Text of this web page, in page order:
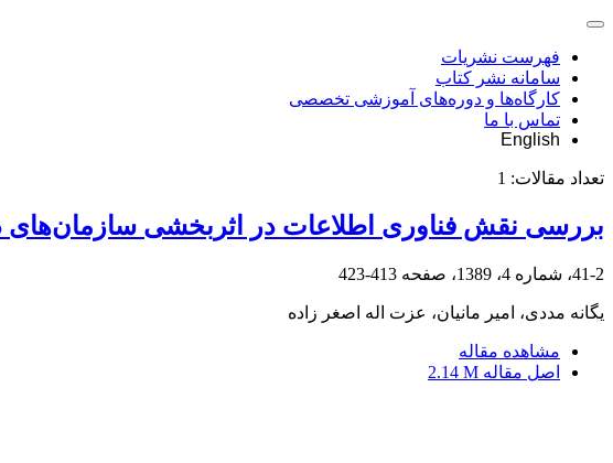
فهرست نشریات
سامانه نشر کتاب
کارگاه‌ها و دوره‌های آموزشی تخصصی
تماس با ما
English
تعداد مقالات: 1
بررسی نقش فناوری اطلاعات در اثربخشی سازمان‌های
41-2، شماره 4، 1389، صفحه 413-423
یگانه مددی، امیر مانیان، عزت اله اصغر زاده
مشاهده مقاله
اصل مقاله 2.14 M